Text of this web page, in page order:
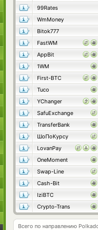
99Rates
WmMoney
Bitok777
FastWM
AppBit
1WM
First-BTC
Tuco
YChanger
SafuExchange
TransferBank
ШоПоКурсу
LovanPay
OneMoment
Swap-Line
Cash-Bit
IziBTC
Crypto-Trans
Всего по направлению